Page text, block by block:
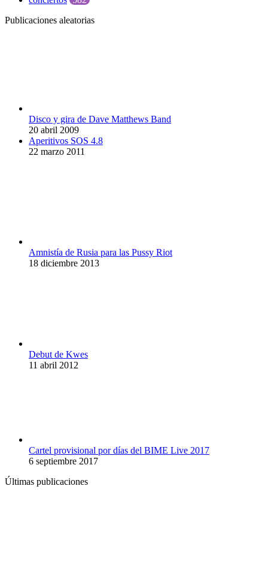
Publicaciones aleatorias
Disco y gira de Dave Matthews Band
20 abril 2009
Aperitivos SOS 4.8
22 marzo 2011
Amnistía de Rusia para las Pussy Riot
18 diciembre 2013
Debut de Kwes
11 abril 2012
Cartel provisional por días del BIME Live 2017
6 septiembre 2017
Últimas publicaciones